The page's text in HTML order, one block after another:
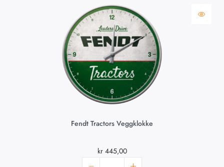
Fendt Tractors Veggklokke
kr445,00